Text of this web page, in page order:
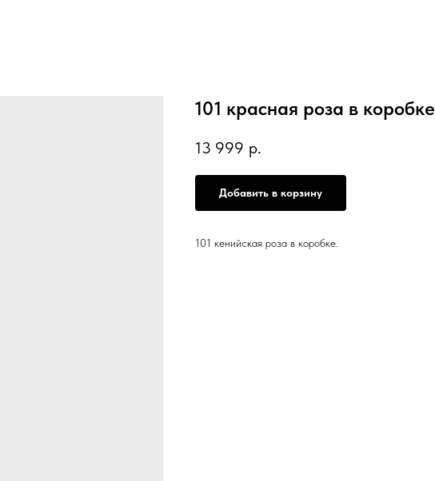
101 красная роза в коробке
13 999 р.
Добавить в корзину
101 кенийская роза в коробке.